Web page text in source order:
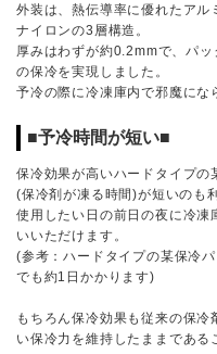
外装は、熱伝導率に優れたアル
ナイロンの3層構造。
厚みはわずが約0.2mmで、パ
の保冷を実現しました。
予冷の際に冷凍庫内で邪魔にな
■予冷時間が短い■
保冷効果が高いハードタイプの
(保冷剤が凍る時間)が短いのも利
使用したい日の前日の夜に冷凍
いいただけます。
(参考：ハードタイプの某保冷
でも約1日かかります)
もちろん保冷効果も従来の保
い保冷力を維持したままである